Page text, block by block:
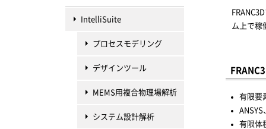
IntelliSuite
プロセスモデリング
デザインツール
MEMS用複合物理場解析
システム設計解析
ム上で稼
有限要
有限体